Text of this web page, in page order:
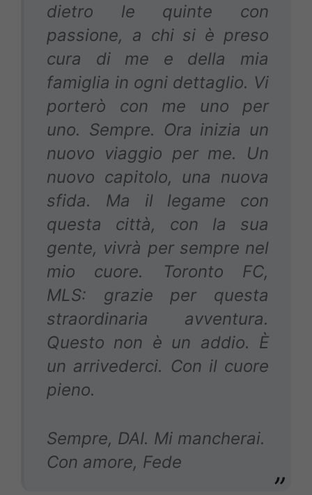
dietro le quinte con
passione, a chi si è preso
cura di me e della mia
famiglia in ogni dettaglio. Vi
porterò con me uno per
uno. Sempre. Ora inizia un
nuovo viaggio per me. Un
nuovo capitolo, una nuova
sfida. Ma il legame con
questa città, con la sua
gente, vivrà per sempre nel
mio cuore. Toronto FC,
MLS: grazie per questa
straordinaria avventura.
Questo non è un addio. È
un arrivederci. Con il cuore
pieno.
Sempre, DAI. Mi mancherai.
Con amore, Fede